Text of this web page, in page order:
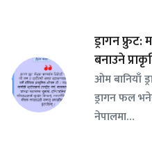
ड्रागन
बनाउने
ओम बानियाँ
ड्रागन फल
नेपालमा…